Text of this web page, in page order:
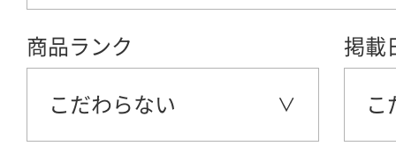
商品ランク
こだわらない
掲載
こ